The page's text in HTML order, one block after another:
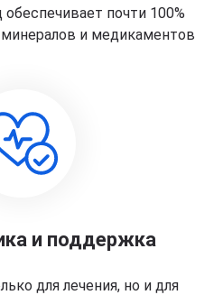
почти 100%
и медикаментов
и поддержка
для лечения, но и для